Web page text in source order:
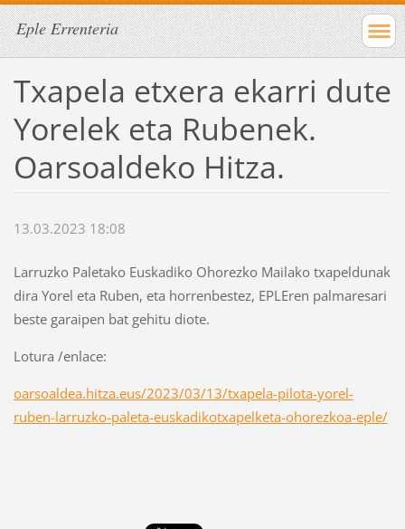
Eple Errenteria
Txapela etxera ekarri dute
Yorelek eta Rubenek.
Oarsoaldeko Hitza.
13.03.2023 18:08
Larruzko Paletako Euskadiko Ohorezko Mailako txapeldunak
dira Yorel eta Ruben, eta horrenbestez, EPLEren palmaresari
beste garaipen bat gehitu diote.
Lotura /enlace:
oarsoaldea.hitza.eus/2023/03/13/txapela-pilota-yorel-
ruben-larruzko-paleta-euskadikotxapelketa-ohorezkoa-eple/